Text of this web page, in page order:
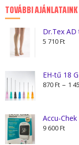
TOVÁBBI AJÁNLATAINK
Dr.Tex
5 710Ft
EH-tű 18 G
870Ft – 1
Accu-
9 600Ft